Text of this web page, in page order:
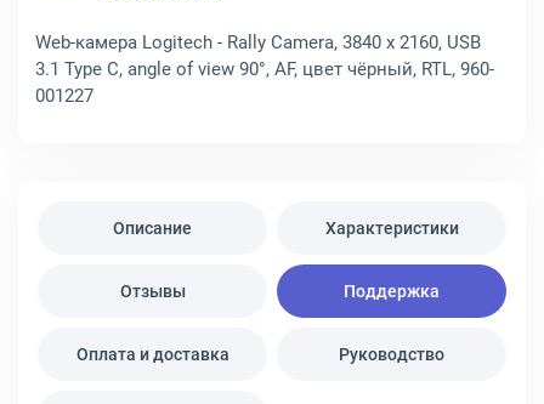
Web-камера Logitech - Rally Camera, 3840 x 2160, USB
3.1 Type C, angle of view 90°, AF, цвет чёрный, RTL, 960-
001227
Описание Характеристики
Отзывы Поддержка
Оплата и доставка Руководство